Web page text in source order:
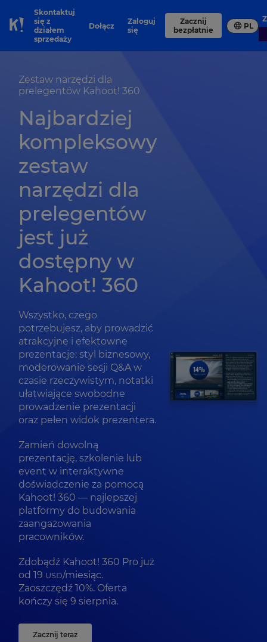
Skip to Page content
Skontaktuj
się z
działem
sprzedaży
Dołącz
Zaloguj
się
Zacznij
bezpłatnie
PL
Zestaw narzędzi dla
prelegentów Kahoot! 360
Najbardziej
kompleksowy
zestaw
narzędzi dla
prelegentów
jest już
dostępny w
Kahoot! 360
Wszystko, czego
potrzebujesz, aby prowadzić
atrakcyjne i efektowne
prezentacje: styl biznesowy,
moderowanie sesji Q&A w
czasie rzeczywistym, notatki
ułatwiające swobodne
prowadzenie prezentacji
oraz pełen widok prezentera.
Zamień dowolną
prezentację, szkolenie lub
event w interaktywne
doświadczenie za pomocą
Kahoot! 360 — najlepszej
platformy do budowania
zaangażowania
pracowników.
Zdobądź Kahoot! 360 Pro już
od 19 USD/miesiąc.
Zaoszczędź 10%. Oferta
kończy się 9 sierpnia.
Zacznij teraz